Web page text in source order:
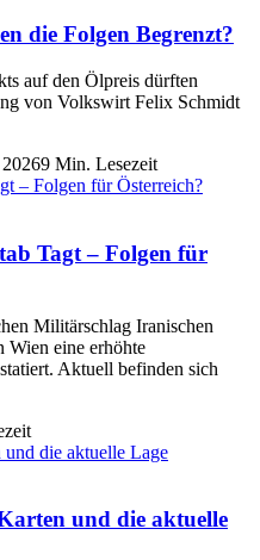
die Folgen Begrenzt?
auf den Ölpreis dürften
von Volkswirt Felix Schmidt
9 Min. Lesezeit
Tagt – Folgen für
Militärschlag Iranischen
Wien eine erhöhte
Aktuell befinden sich
und die aktuelle